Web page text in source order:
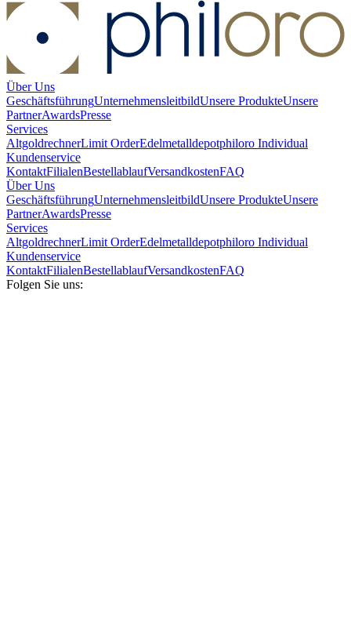
Über Uns
GeschäftsführungUnternehmensleitbildUnsere ProdukteUnsere
PartnerAwardsPresse
Services
AltgoldrechnerLimit OrderEdelmetalldepotphiloro Individual
Kundenservice
KontaktFilialenBestellablaufVersandkostenFAQ
Über Uns
GeschäftsführungUnternehmensleitbildUnsere ProdukteUnsere
PartnerAwardsPresse
Services
AltgoldrechnerLimit OrderEdelmetalldepotphiloro Individual
Kundenservice
KontaktFilialenBestellablaufVersandkostenFAQ
Folgen Sie uns: